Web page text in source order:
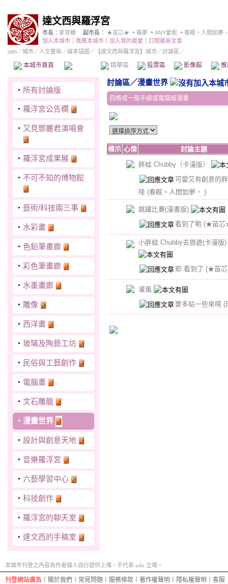
達文西與羅浮宮
市長： 麥芽糖 副市長： ★苗芯★ 、 雅夢 、 ANY愛妮 、 春眠。人間如夢
加入本城市
推薦本城市 加入我的最愛
訂閱最新文章
udn／城市／人文藝術／繪本插圖 ／ 【達文西與羅浮宮】城市／討論區／
本城市首頁 精華區 投票區 影像館
‧ 所有討論版
‧ 羅浮宮公告欄
‧ 又見鄧麗君演唱會
‧ 羅浮宮成果展
‧ 不可不知的博物館
‧ 藝術/科技兩三事
‧ 水彩畫
‧ 色鉛筆畫廊
‧ 彩色筆畫廊
‧ 水墨畫廊
‧ 雕像
‧ 西洋畫
‧ 玻璃及陶藝工坊
‧ 民俗與工藝創作
‧ 電腦畫
‧ 文石雕龍
‧ 漫畫世界
‧ 設計與創意天地
‧ 音樂羅浮宮
‧ 六藝學習中心
‧ 科技創作
‧ 羅浮宮的聊天室
‧ 達文西的手稿室
討論區／漫畫世界
四格或一般手繪或電腦繪漫畫
標示 心情
討論主題
胖蛙 Chubby（卡漫版）
可愛又有創意的
哇 (春眠。人間如夢， )
跳躍比賽(漫畫版)
看到了喲 (★苗
小胖蛙 Chubby去旅遊(卡漫版)
耶 看到了 (★苗
灌風
要多貼一些來唷 (
本城市刊登之內容為作者個人自行提供上傳，不代表 udn 立場。
刊登網站廣告 關於我們 常見問題 服務條款 著作權聲明 隱私權聲明 客服